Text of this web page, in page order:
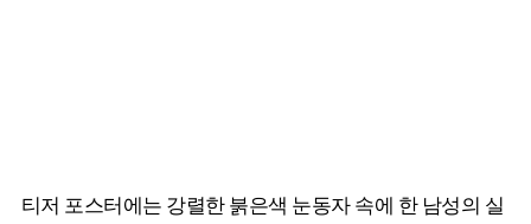
티저 포스터에는 강렬한 붉은색 눈동자 속에 한 남성의 실